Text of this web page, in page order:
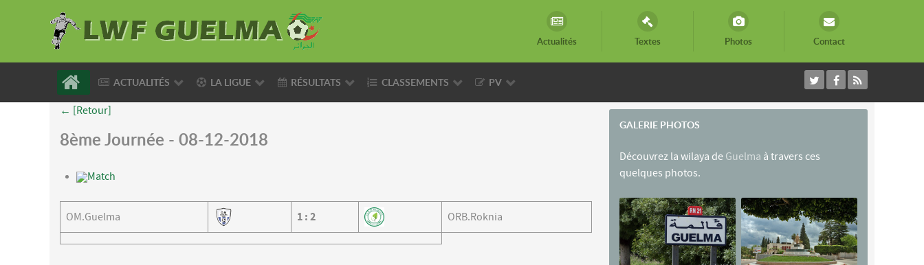
Actualités Textes Photos Contact
ACTUALITÉS LA LIGUE RÉSULTATS CLASSEMENTS PV
← [Retour]
8ème Journée - 08-12-2018
Match
OM.Guelma 1 : 2 ORB.Roknia
GALERIE PHOTOS
Découvrez la wilaya de Guelma à travers ces
quelques photos.